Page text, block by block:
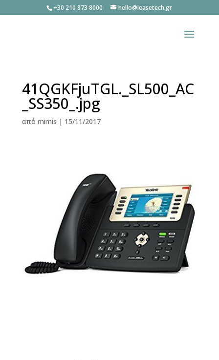
+30 210 873 8000 hello@leasetech.gr
41QGKFjuTGL._SL500_AC
_SS350_.jpg
από mimis | 15/11/2017